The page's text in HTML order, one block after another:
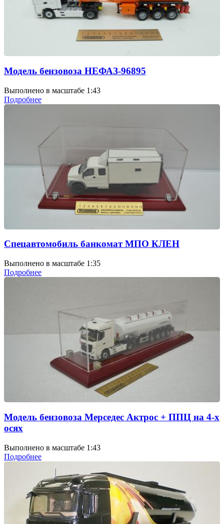
Модель бензовоза НЕФАЗ-96895
Выполнено в масштабе 1:43
Подробнее
Спецавтомобиль банкомат МПО КЛЕН
Выполнено в масштабе 1:35
Подробнее
Модель бензовоза Мерседес Актрос + ППЦ на 4-х
осях
Выполнено в масштабе 1:43
Подробнее